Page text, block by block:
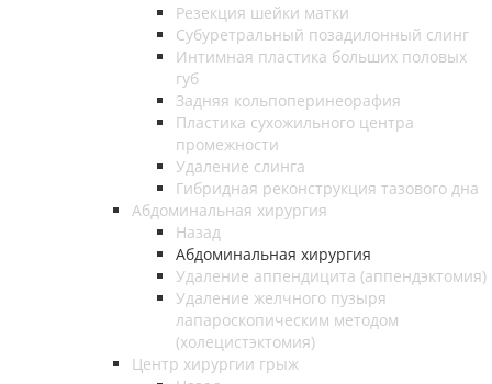
Резекция шейки матки
Субуретральный позадилонный слинг
Интимная пластика больших половых
губ
Задняя кольпоперинеорафия
Пластика сухожильного центра
промежности
Удаление слинга
Гибридная реконструкция тазового дна
Абдоминальная хирургия
Назад
Абдоминальная хирургия
Удаление аппендицита (аппендэктомия)
Удаление желчного пузыря
лапароскопическим методом
(холецистэктомия)
Центр хирургии грыж